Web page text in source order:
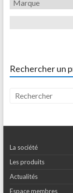
Rechercher un
La société
Les produits
Actualités
Espace membres